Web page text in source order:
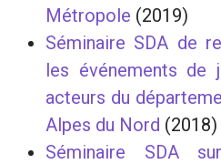
Métropole (2019)
Séminaire SDA de
les événements de
acteurs du
Alpes du Nord (2018)
Séminaire SDA